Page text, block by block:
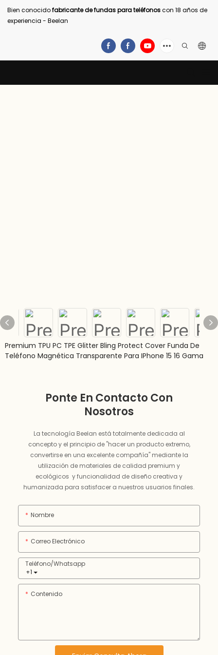
Bien conocidofabricante de fundas para teléfonoscon 18 años de
experiencia - Beelan
Premium TPU PC TPE Glitter Bling Protect Cover Funda De
Teléfono Magnética Transparente Para IPhone 15 16 Gama
Ponte En Contacto Con
Nosotros
La tecnología Beelan está totalmente dedicada al
concepto y el principio de "hacer un producto extremo,
convertirse en una excelente compañía" mediante la
utilización de materiales de calidad premium y
ecológicos y funcionalidad de diseño creativa y
humanizada para satisfacer a nuestros usuarios finales.
Nombre
Correo Electrónico
+1
Teléfono/whatsapp
Contenido